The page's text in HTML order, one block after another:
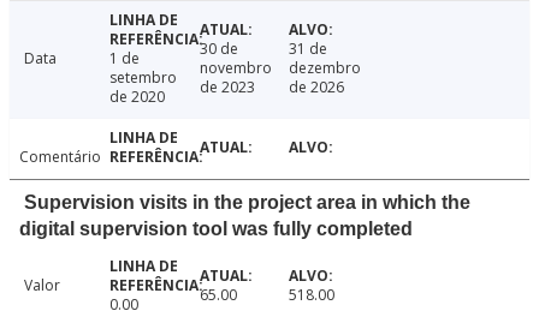
Data
1 de
setembro
de 2020
30 de
novembro
de 2023
31 de
dezembro
de 2026
Comentário
Supervision visits in the project area in which the
digital supervision tool was fully completed
Valor
0.00
65.00 518.00